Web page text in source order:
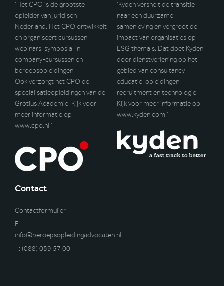
‘Het CPO is de grootste
opleider van juridisch
Nederland. Het CPO ontwikkelt
en organiseert cursussen,
webinars, symposia, in
company-cursussen en
beroepsopleidingen.
Ook verzorgt het CPO de
specialisatieopleidingen van de
Grotius Academie. Kijk voor
meer informatie op
www.cpo.nl.’
‘Kyden versnelt de transitie
naar een duurzame
samenleving en vergroot de
impact van organisaties op
ESG thema’s. Dat doet Kyden
door dienstverlening op het
gebied van consultancy,
educatie, opleidingen,
recruitment en technologie.
Kijk voor meer informatie op
www.kyden.com.’
Contact
Contactformulier
E:
info@beroepsopleidingadvocaten.nl
T: (088) 059 57 00